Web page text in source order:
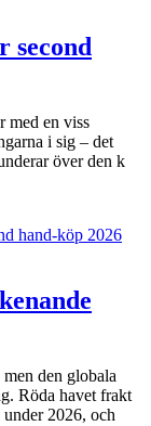
second
med en viss
i sig – det
över den k
hand-köp 2026
den globala
Röda havet frakt
2026, och